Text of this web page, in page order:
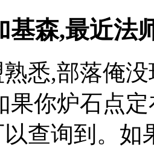
基森,最近法
悉,部落俺
果你炉石点
查询到。如